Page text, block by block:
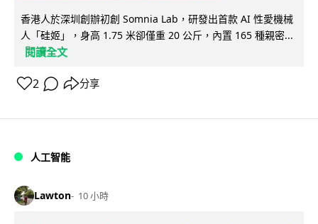
香港人於深圳創辦初創 Somnia Lab，研發出首款 AI 性愛機械
人「硅姬」，身高 1.75 米卻僅重 20 公斤，內置 165 種親密...
閱讀全文
2 分享
人工智能
Lawton 10 小時